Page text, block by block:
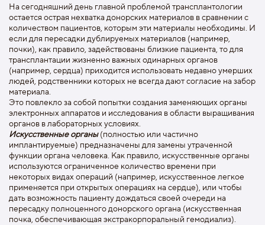
На сегодняшний день главной проблемой трансплантологии
остается острая нехватка донорских материалов в сравнении с
количеством пациентов, которым эти материалы необходимы. И
если для пересадки дублируемых материалов (например,
почки), как правило, задействованы близкие пациента, то для
трансплантации жизненно важных одинарных органов
(например, сердца) приходится использовать недавно умерших
людей, родственники которых не всегда дают согласие на забор
материала.
Это повлекло за собой попытки создания заменяющих органы
электронных аппаратов и исследования в области выращивания
органов в лабораторных условиях.
Искусственные органы(полностью или частично
имплантируемые) предназначены для замены утраченной
функции органа человека. Как правило, искусственные органы
используются ограниченное количество времени при
некоторых видах операций (например, искусственное легкое
применяется при открытых операциях на сердце), или чтобы
дать возможность пациенту дождаться своей очереди на
пересадку полноценного донорского органа (искусственная
почка, обеспечивающая экстракорпоральный гемодиализ).